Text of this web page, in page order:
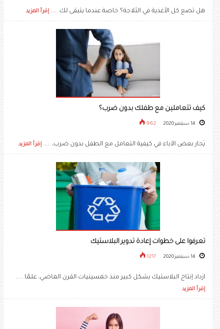
هل تضع كل الأغذية في الثلاجة؟ خاصة عندما يتبقى لك ..... إقرأ المزيد
كيف تتعاملين مع طفلك بدون ضرب؟
962
يَحار بعض الآباء في كيفية التعامل مع الطفل بدون ضرب، ..... إقرأ المزيد
تعرفوا على خطوات إعادة تدوير البلاستيك
1217
ازداد إنتاج البلاستيك بشكل كبير منذ خمسينيات القرن الماضي، علمًا .....
إقرأ المزيد